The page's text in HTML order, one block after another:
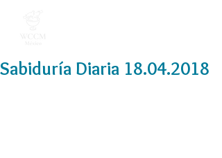
Sabiduría Diaria 18.04.2018